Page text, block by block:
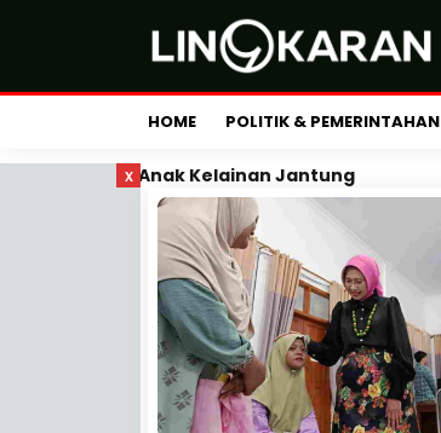
HOME POLITIK & PEMERINTAHAN
x Anak Kelainan Jantung